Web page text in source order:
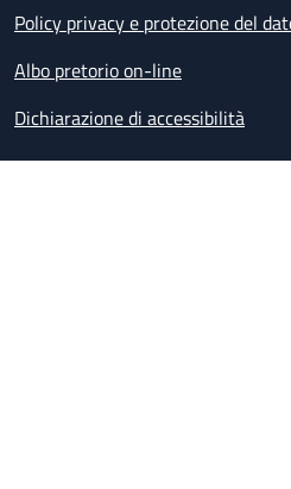
Policy privacy e protezione del
Albo pretorio on-line
Dichiarazione di accessibilità